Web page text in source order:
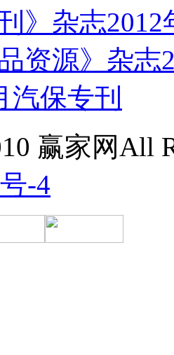
》杂志2012
资源》杂志
汽保专刊
赢家网All
-4